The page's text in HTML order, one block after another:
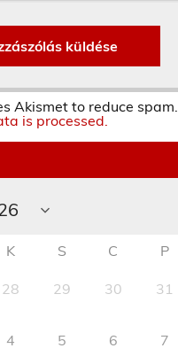
Akismet to reduce spam.
is processed.
K S C P
28 29 30 31
4 5 6 7